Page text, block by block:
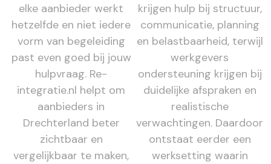
elke aanbieder werkt
hetzelfde en niet iedere
vorm van begeleiding
past even goed bij jouw
hulpvraag. Re-
integratie.nl helpt om
aanbieders in
Drechterland beter
zichtbaar en
vergelijkbaar te maken,
krijgen hulp bij structuur,
communicatie, planning
en belastbaarheid, terwijl
werkgevers
ondersteuning krijgen bij
duidelijke afspraken en
realistische
verwachtingen. Daardoor
ontstaat eerder een
werksetting waarin